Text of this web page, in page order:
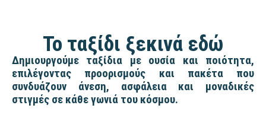
Το ταξίδι ξεκινά εδώ
Δημιουργούμε ταξίδια με ουσία και ποιότητα,
επιλέγοντας προορισμούς και πακέτα που
συνδυάζουν άνεση, ασφάλεια και μοναδικές
στιγμές σε κάθε γωνιά του κόσμου.